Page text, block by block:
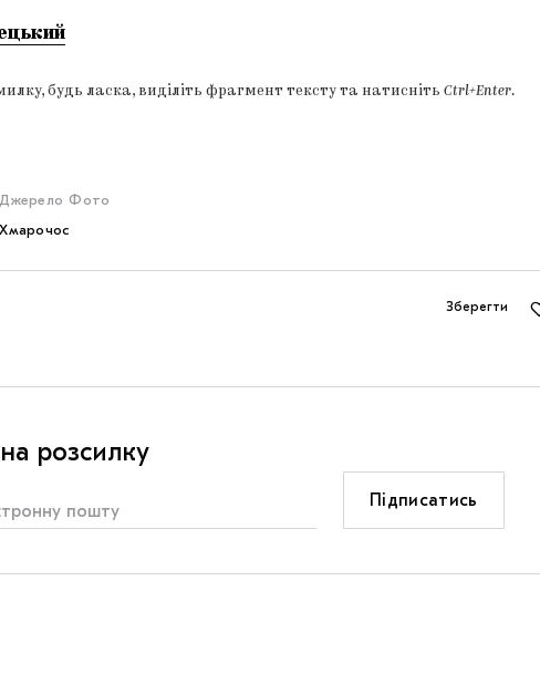
будь ласка, виділіть фрагмент тексту та натисніть Ctrl+Enter.
Джерело
Хмарочос
Фото
Зберегти
розсилку
Підписатись